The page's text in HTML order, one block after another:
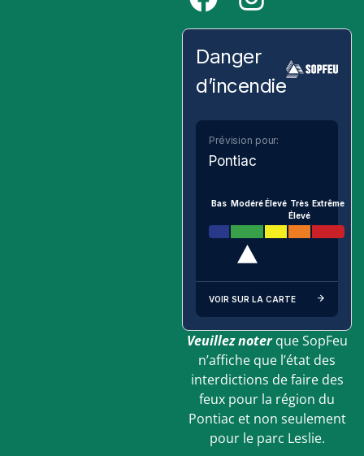
Danger
d’incendie
Prévision pour:
Pontiac
Bas ModéréÉlevé Très
Élevé
Extrême
VOIR SUR LA CARTE
Veuillez noter que SopFeu
n’affiche que l’état des
interdictions de faire des
feux pour la région du
Pontiac et non seulement
pour le parc Leslie.